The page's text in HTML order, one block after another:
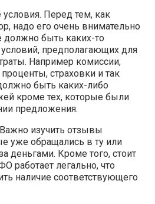
Перед тем, как
надо его очень внимательно
должно быть каких-то
предполагающих для
Например комиссии,
страховки и так
быть каких-либо
кроме тех, которые были
предложения.
изучить отзывы
уже обращались в ту или
деньгами. Кроме того, стоит
работает легально, что
наличие соответствующего